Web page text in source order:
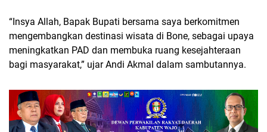
“Insya Allah, Bapak Bupati bersama saya berkomitmen
mengembangkan destinasi wisata di Bone, sebagai upaya
meningkatkan PAD dan membuka ruang kesejahteraan
bagi masyarakat,” ujar Andi Akmal dalam sambutannya.